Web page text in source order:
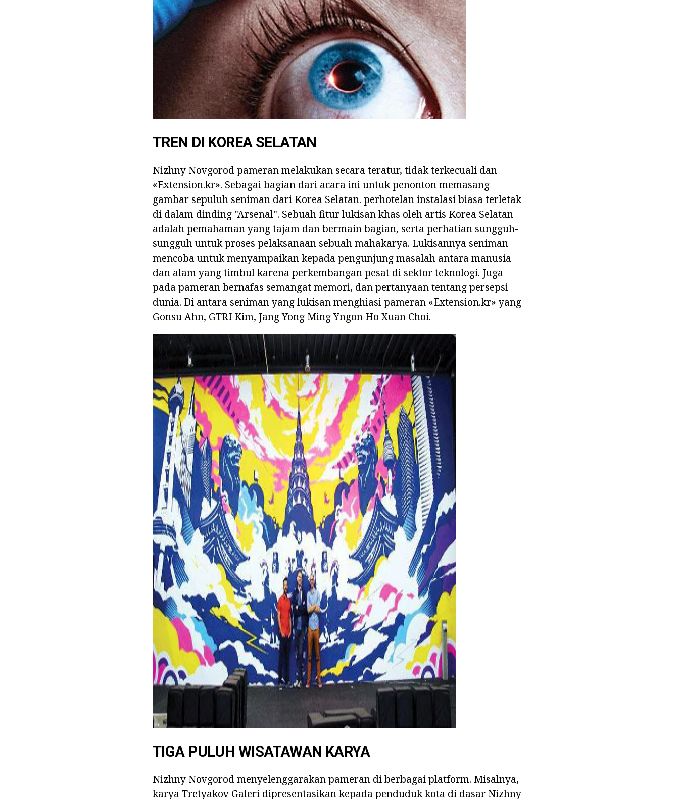
TREN DI KOREA SELATAN
Nizhny Novgorod pameran melakukan secara teratur, tidak terkecuali dan
«Extension.kr». Sebagai bagian dari acara ini untuk penonton memasang
gambar sepuluh seniman dari Korea Selatan. perhotelan instalasi biasa terletak
di dalam dinding "Arsenal". Sebuah fitur lukisan khas oleh artis Korea Selatan
adalah pemahaman yang tajam dan bermain bagian, serta perhatian sungguh-
sungguh untuk proses pelaksanaan sebuah mahakarya. Lukisannya seniman
mencoba untuk menyampaikan kepada pengunjung masalah antara manusia
dan alam yang timbul karena perkembangan pesat di sektor teknologi. Juga
pada pameran bernafas semangat memori, dan pertanyaan tentang persepsi
dunia. Di antara seniman yang lukisan menghiasi pameran «Extension.kr» yang
Gonsu Ahn, GTRI Kim, Jang Yong Ming Yngon Ho Xuan Choi.
ad
TIGA PULUH WISATAWAN KARYA
Nizhny Novgorod menyelenggarakan pameran di berbagai platform. Misalnya,
karya Tretyakov Galeri dipresentasikan kepada penduduk kota di dasar Nizhny